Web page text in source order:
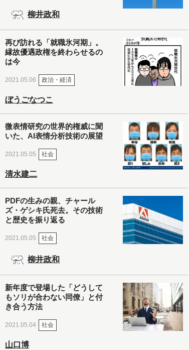
柳井政和
再び訪れる「就職氷河期」。
縁故優遇政権を終わらせるの
は今
2021.05.06 政治・経済
ぼうごなつこ
微表情研究の世界的権威に聞
いた、AI表情分析技術の展望
2021.05.05 社会
清水建二
PDFの生みの親、チャール
ズ・ゲシキ氏死去。その技術
と歴史を振り返る
2021.05.05 社会
柳井政和
新年度で登場した「どうして
もソリが合わない同僚」と付
き合う方法
2021.05.04 社会
山口博